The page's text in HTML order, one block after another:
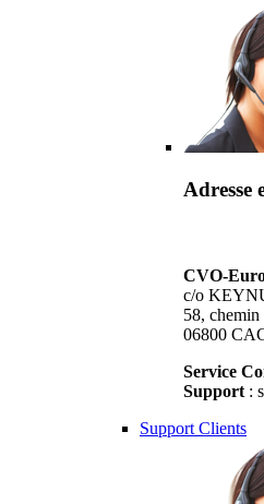
Adresse
CVO-
c/o
58,
06800
Service
Support :
Support Clients